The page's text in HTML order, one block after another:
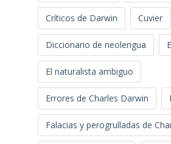
Críticos de Darwin Cuvier
Diccionario de neolengua
El naturalista ambiguo
Errores de Charles Darwin
Falacias y perogrulladas de